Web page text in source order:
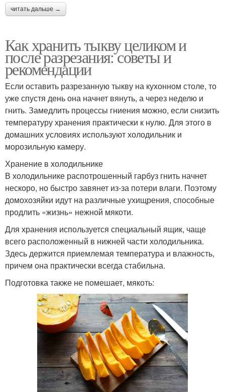
читать дальше →
Как хранить тыкву целиком и
после разрезания: советы и
рекомендации
Если оставить разрезанную тыкву на кухонном столе, то
уже спустя день она начнет вянуть, а через неделю и
гнить. Замедлить процессы гниения можно, если снизить
температуру хранения практически к нулю. Для этого в
домашних условиях используют холодильник и
морозильную камеру.
Хранение в холодильнике
В холодильнике распотрошенный гарбуз гнить начнет
нескоро, но быстро завянет из-за потери влаги. Поэтому
домохозяйки идут на различные ухищрения, способные
продлить «жизнь» нежной мякоти.
Для хранения используется специальный ящик, чаще
всего расположенный в нижней части холодильника.
Здесь держится приемлемая температура и влажность,
причем она практически всегда стабильна.
Подготовка также не помешает, мякоть: